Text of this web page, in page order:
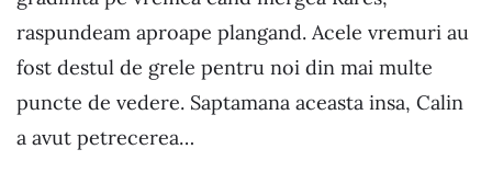
raspundeam aproape plangand. Acele vremuri au
fost destul de grele pentru noi din mai multe
puncte de vedere. Saptamana aceasta insa, Calin
a avut petrecerea…